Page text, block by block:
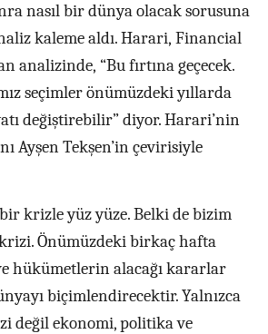
nasıl bir dünya olacak sorusuna
kaleme aldı. Harari, Financial
analizinde, “Bu fırtına geçecek.
seçimler önümüzdeki yıllarda
değiştirebilir” diyor. Harari’nin
Ayşen Tekşen’in çevirisiyle
krizle yüz yüze. Belki de bizim
Önümüzdeki birkaç hafta
hükümetlerin alacağı kararlar
biçimlendirecektir. Yalnızca
değil ekonomi, politika ve